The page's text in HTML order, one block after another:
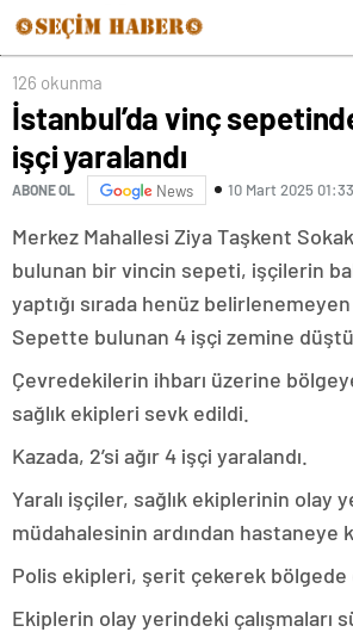
126 okunma
İstanbul’da vinç
işçi yaralandı
ABONE OL News 10 Mart 2025 01:33
Merkez Mahallesi Ziya Taşkent
bulunan bir vincin sepeti, işçilerin
yaptığı sırada henüz
Sepette bulunan 4 işçi zemine düştü.
Çevredekilerin ihbarı üzerine
sağlık ekipleri sevk edildi.
Kazada, 2’si ağır 4 işçi yaralandı.
Yaralı işçiler, sağlık ekiplerinin olay
müdahalesinin ardından hastaneye
Polis ekipleri, şerit çekerek bölgede
Ekiplerin olay yerindeki çalışmaları